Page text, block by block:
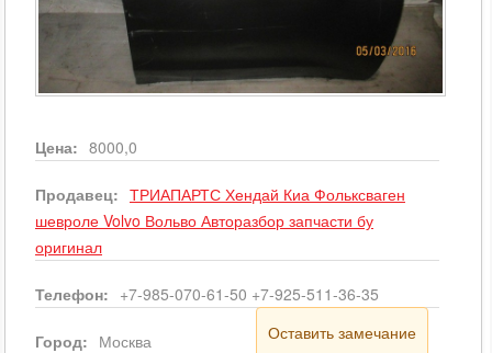
Цена: 8000,0
Продавец: ТРИАПАРТС Хендай Киа Фольксваген
шевроле Volvo Вольво Авторазбор запчасти бу
оригинал
Телефон: +7-985-070-61-50 +7-925-511-36-35
Оставить замечание
Город: Москва